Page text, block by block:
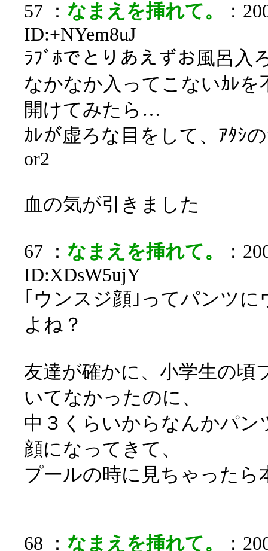
57 ： なまえを挿れて。
：
ID:+NYem8uJ
ﾗﾌﾞﾎでとりあえずお風呂
なかなか入ってこないｶﾚを
開けてみたら…
ｶﾚが虚ろな目をして、ｱﾀｼ
or2
血の気が引きました
67 ： なまえを挿れて。
：
ID:XDsW5ujY
｢ウンスジ顔｣ってパンツ
よね？
友達が確かに、小学生の頃
いてなかったのに、
中３くらいからなんかパ
顔になってきて、
プールの時に見ちゃったら
68 ： なまえを挿れて。 ：